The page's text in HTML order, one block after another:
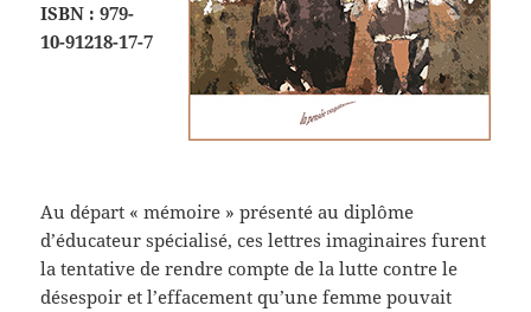
ISBN :979-
10-91218-17-7
Au départ « mémoire » présenté au diplôme
d’éducateur spécialisé, ces lettres imaginaires furent
la tentative de rendre compte de la lutte contre le
désespoir et l’effacement qu’une femme pouvait